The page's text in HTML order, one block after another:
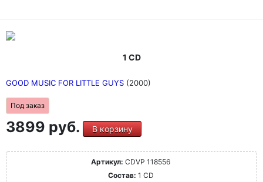
1 CD
GOOD MUSIC FOR LITTLE GUYS (2000)
Под заказ
3899 руб. В корзину
Артикул: CDVP 118556
Состав: 1 CD